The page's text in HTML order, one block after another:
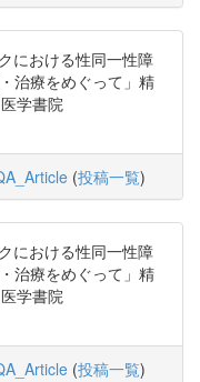
における性同一性障
治療をめぐって」精
学書院
(投稿一覧)
における性同一性障
治療をめぐって」精
学書院
(投稿一覧)